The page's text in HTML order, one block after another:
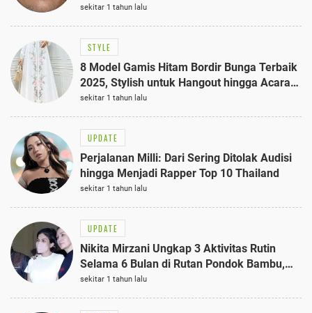
sekitar 1 tahun lalu
STYLE
8 Model Gamis Hitam Bordir Bunga Terbaik
2025, Stylish untuk Hangout hingga Acara
Semi-Formal
sekitar 1 tahun lalu
UPDATE
Perjalanan Milli: Dari Sering Ditolak Audisi
hingga Menjadi Rapper Top 10 Thailand
sekitar 1 tahun lalu
UPDATE
Nikita Mirzani Ungkap 3 Aktivitas Rutin
Selama 6 Bulan di Rutan Pondok Bambu,
Terungkap!
sekitar 1 tahun lalu